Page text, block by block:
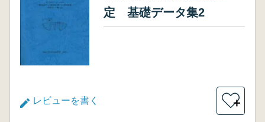
定 基礎データ集2
レビューを書く ＋